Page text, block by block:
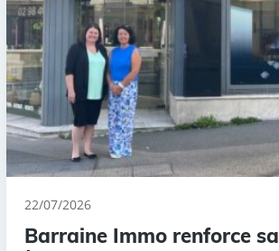
22/07/2026
Barraine Immo renforce